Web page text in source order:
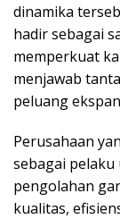
dinamika
hadir sebagai
memperkuat
menjawab
peluang
Perusahaan
sebagai pelaku
pengolahan
kualitas,